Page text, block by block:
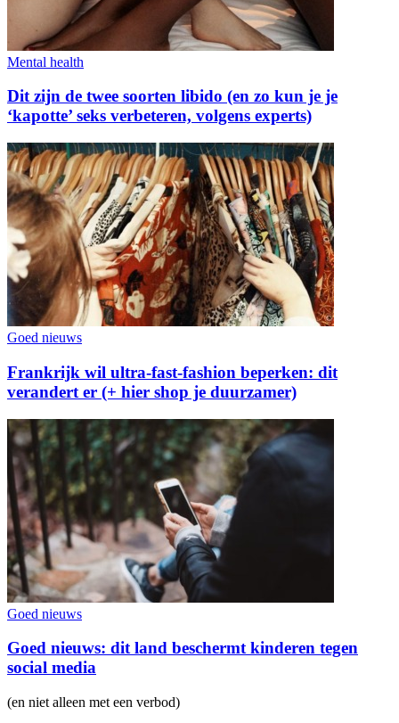
Mental health
Dit zijn de twee soorten libido (en zo kun je je
‘kapotte’ seks verbeteren, volgens experts)
Goed nieuws
Frankrijk wil ultra-fast-fashion beperken: dit
verandert er (+ hier shop je duurzamer)
Goed nieuws
Goed nieuws: dit land beschermt kinderen tegen
social media
(en niet alleen met een verbod)